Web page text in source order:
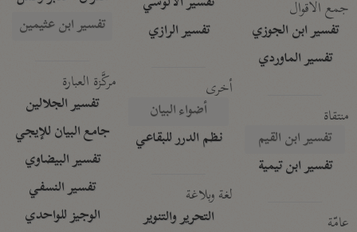
جمع الأقوال
تفسير ابن الجوزي
تفسير الماوردي
منتقاة
تفسير ابن القيم
تفسير ابن تيمية
عامّة
تفسير الرازي
أخرى
أضواء البيان
نظم الدرر للبقاعي
لغة وبلاغة
التحرير والتنوير
تفسير ابن عثيمين
مركَّزة العبارة
تفسير الجلالين
جامع البيان للإيجي
تفسير البيضاوي
تفسير النسفي
الوجيز للواحدي